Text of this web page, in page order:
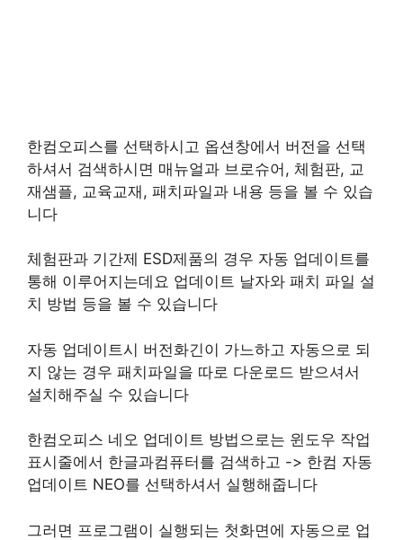
한컴오피스를 선택하시고 옵션창에서 버전을 선택
하셔서 검색하시면 매뉴얼과 브로슈어, 체험판, 교
재샘플, 교육교재, 패치파일과 내용 등을 볼 수 있습
니다
체험판과 기간제 ESD제품의 경우 자동 업데이트를
통해 이루어지는데요 업데이트 날자와 패치 파일 설
치 방법 등을 볼 수 있습니다
자동 업데이트시 버전화긴이 가느하고 자동으로 되
지 않는 경우 패치파일을 따로 다운로드 받으셔서
설치해주실 수 있습니다
한컴오피스 네오 업데이트 방법으로는 윈도우 작업
표시줄에서 한글과컴퓨터를 검색하고 -> 한컴 자동
업데이트 NEO를 선택하셔서 실행해줍니다
그러면 프로그램이 실행되는 첫화면에 자동으로 업